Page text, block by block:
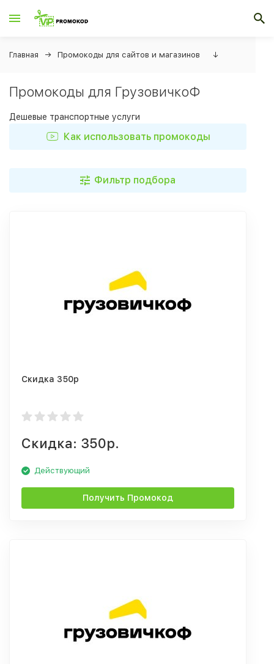
Главная Промокоды для сайтов и магазинов ↓
Промокоды для ГрузовичкоФ
Дешевые транспортные услуги
Как использовать промокоды
Фильтр подбора
Скидка 350р
Скидка: 350р.
Действующий
Получить Промокод